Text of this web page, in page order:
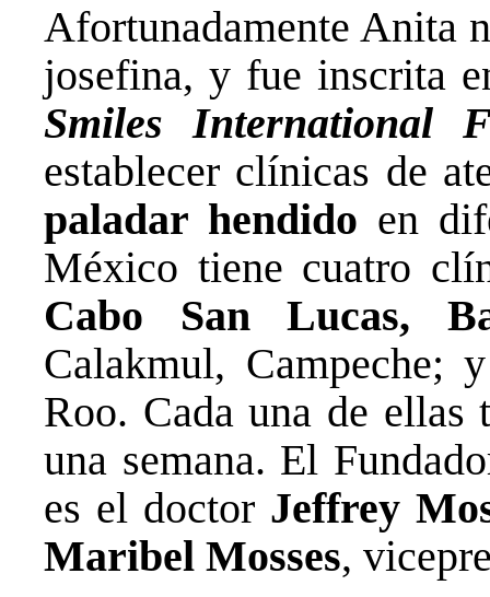
Afortunadamente Anita
josefina, y fue inscrita
Smiles International
establecer clínicas de
paladar hendido en
México tiene cuatro
Cabo San Lucas,
Calakmul, Campeche;
Roo. Cada una de ellas
una semana. El
es el doctor Jeffrey
Maribel Mosses,